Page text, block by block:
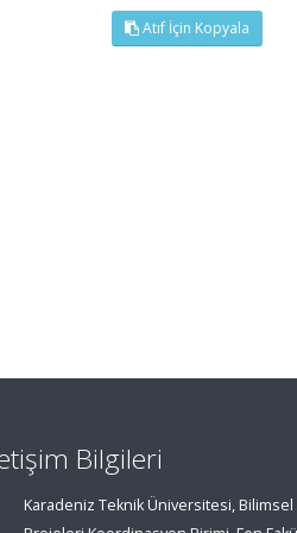
Atıf İçin Kopyala
Bilgileri
Karadeniz Teknik Üniversitesi, Bilimsel